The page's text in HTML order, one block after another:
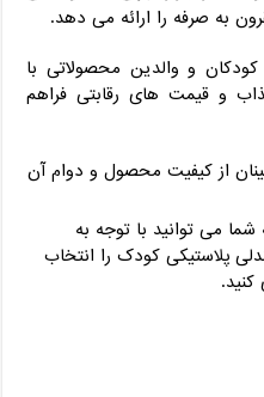
به صرفه را ارائه می دهد.
و والدین محصولاتی با
و قیمت های رقابتی فراهم
از کیفیت محصول و دوام آن
می توانید با توجه به
پلاستیکی کودک را انتخاب